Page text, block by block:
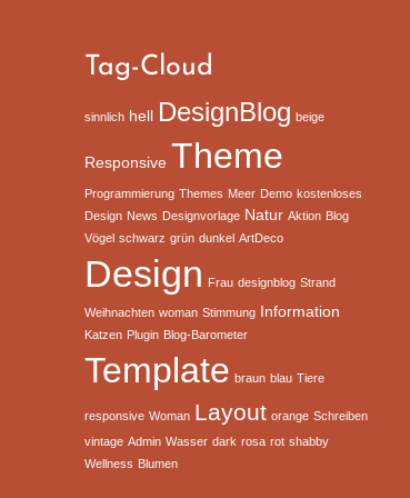
Tag-Cloud
sinnlich hell DesignBlog beige
Responsive Theme
Programmierung Themes Meer Demo kostenloses
Design News Designvorlage Natur Aktion Blog
Vögel schwarz grün dunkel ArtDeco
Design Frau designblog Strand
Weihnachten woman Stimmung Information
Katzen Plugin Blog-Barometer
Template braun blau Tiere
responsive Woman Layout orange Schreiben
vintage Admin Wasser dark rosa rot shabby
Wellness Blumen